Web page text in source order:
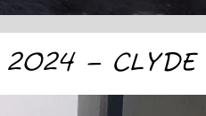
2024 – CLYDE